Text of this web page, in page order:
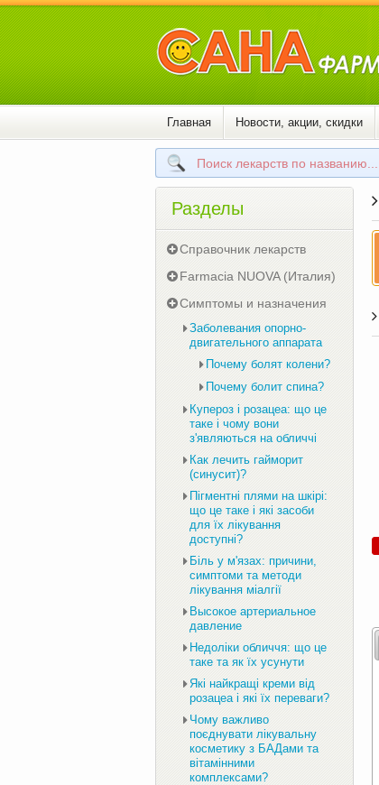
Главная Новости, акции, скидки
Разделы
Справочник лекарств
Farmacia NUOVA (Италия)
Симптомы и назначения
Заболевания опорно-
двигательного аппарата
Почему болят колени?
Почему болит спина?
Купероз і розацеа: що це
таке і чому вони
з'являються на обличчі
Как лечить гайморит
(синусит)?
Пігментні плями на шкірі:
що це таке і які засоби
для їх лікування
доступні?
Біль у м'язах: причини,
симптоми та методи
лікування міалгії
Высокое артериальное
давление
Недоліки обличчя: що це
таке та як їх усунути
Які найкращі креми від
розацеа і які їх переваги?
Чому важливо
поєднувати лікувальну
косметику з БАДами та
вітамінними
комплексами?